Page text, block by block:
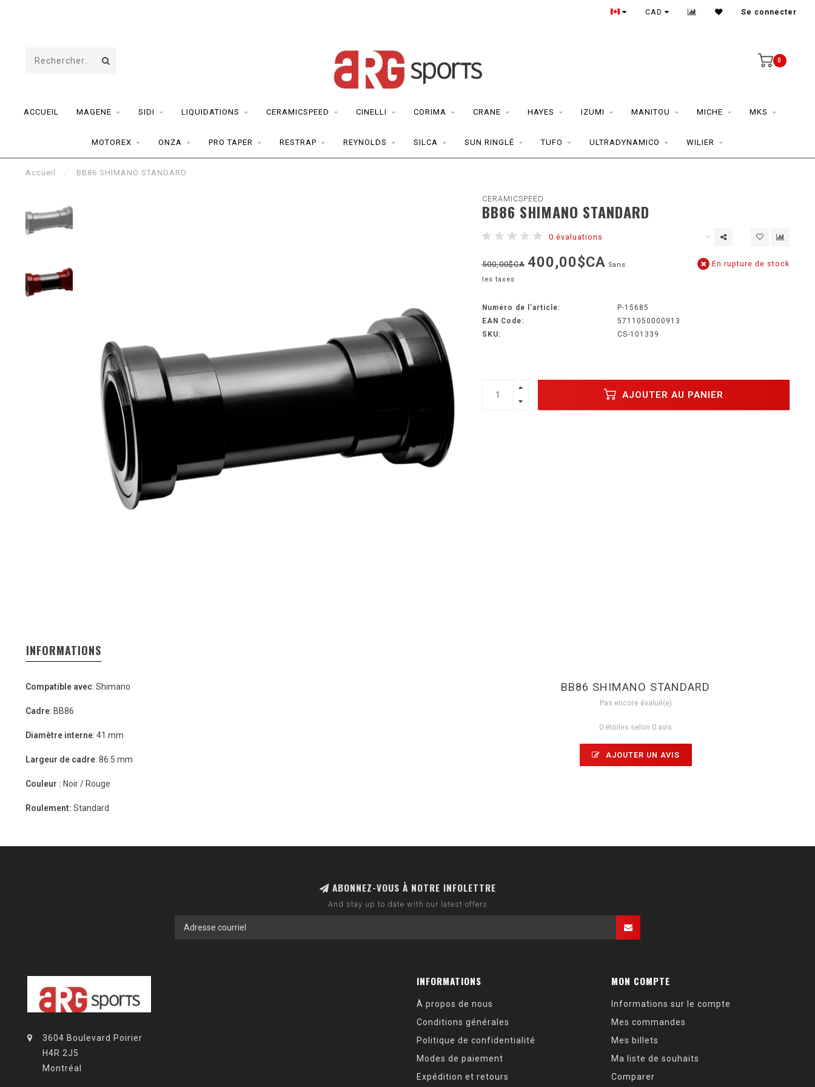
CAD Se connecter
0
ACCUEIL MAGENE SIDI LIQUIDATIONS CERAMICSPEED CINELLI CORIMA CRANE HAYES IZUMI MANITOU MICHE MKS
MOTOREX ONZA PRO TAPER RESTRAP REYNOLDS SILCA SUN RINGLÉ TUFO ULTRADYNAMICO WILIER
Accueil / BB86 SHIMANO STANDARD
CERAMICSPEED
BB86 SHIMANO STANDARD
0 évaluations
500,00$CA 400,00$CA Sans
les taxes
En rupture de stock
Numéro de l'article:
P-15685
EAN Code:
5711050000913
SKU:
CS-101339
AJOUTER AU PANIER
INFORMATIONS
Compatible avec: Shimano
Cadre: BB86
Diamètre interne: 41 mm
Largeur de cadre: 86.5 mm
Couleur : Noir / Rouge
Roulement: Standard
BB86 SHIMANO STANDARD
Pas encore évalué(e)
0 étoiles selon 0 avis
AJOUTER UN AVIS
ABONNEZ-VOUS À NOTRE INFOLETTRE
And stay up to date with our latest offers
3604 Boulevard Poirier
H4R 2J5
Montréal
INFORMATIONS
À propos de nous
Conditions générales
Politique de confidentialité
Modes de paiement
Expédition et retours
MON COMPTE
Informations sur le compte
Mes commandes
Mes billets
Ma liste de souhaits
Comparer